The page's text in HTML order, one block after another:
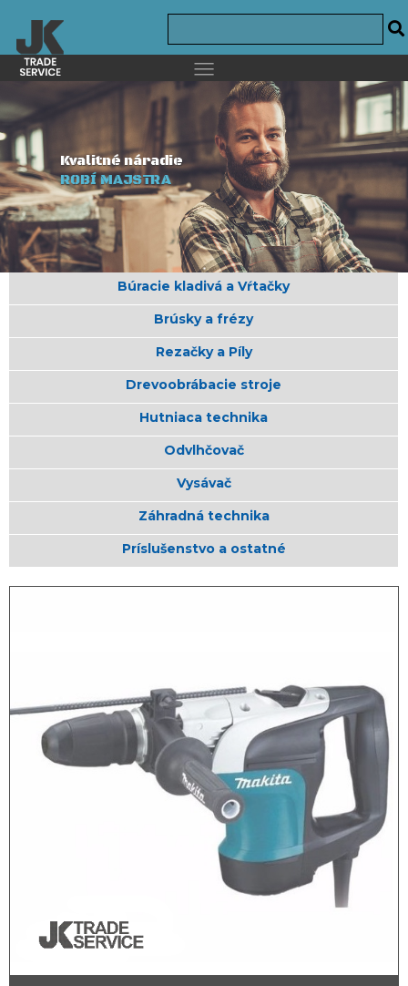
Kvalitné náradie
ROBÍ MAJSTRA
Búracie kladivá a Vŕtačky
Brúsky a frézy
Rezačky a Píly
Drevoobrábacie stroje
Hutniaca technika
Odvlhčovač
Vysávač
Záhradná technika
Príslušenstvo a ostatné